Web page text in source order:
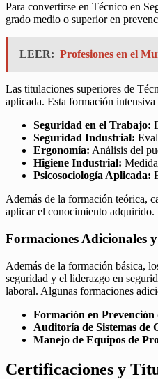
Para convertirse en Técnico en
grado medio o superior en
LEER: Profesiones en el
Las titulaciones superiores de
aplicada. Esta formación intensiva
Seguridad en el Trabajo:
Seguridad Industrial:
Ergonomía: Análisis del
Higiene Industrial:
Psicosociología Aplicada:
Además de la formación teórica,
aplicar el conocimiento adquirido.
Formaciones Adicionales
Además de la formación básica,
seguridad y el liderazgo en
laboral. Algunas formaciones
Formación en Prevención
Auditoría de Sistemas de
Manejo de Equipos de
Certificaciones y